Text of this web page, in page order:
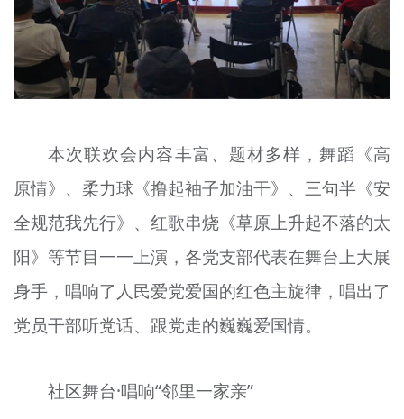
本次联欢会内容丰富、题材多样，舞蹈《高
原情》、柔力球《撸起袖子加油干》、三句半《安
全规范我先行》、红歌串烧《草原上升起不落的太
阳》等节目一一上演，各党支部代表在舞台上大展
身手，唱响了人民爱党爱国的红色主旋律，唱出了
党员干部听党话、跟党走的巍巍爱国情。
社区舞台·唱响“邻里一家亲”